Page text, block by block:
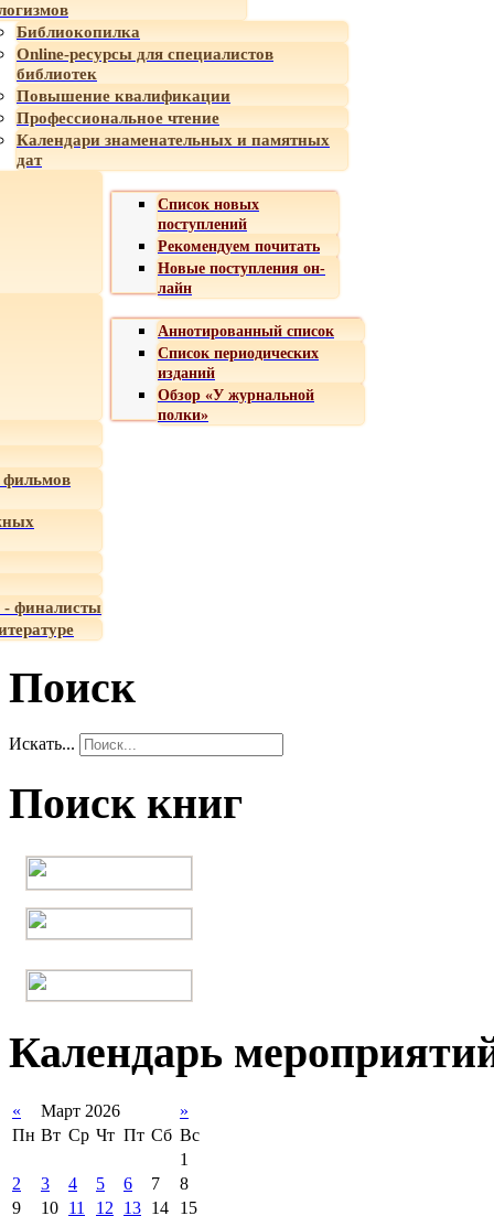
Библиокопилка
Online-ресурсы для специалистов
библиотек
Повышение квалификации
Профессиональное чтение
Календари знаменательных и памятных
дат
Список новых
поступлений
Рекомендуем почитать
Новые поступления он-
лайн
Аннотированный список
Список периодических
изданий
Обзор «У журнальной
полки»
- финалисты
Поиск
Искать...
Поиск книг
Календарь
« Март 2026
»
Пн Вт Ср Чт Пт Сб Вс
1
2
3 4 5 6 7
8
9
10 11 12 13 14 15